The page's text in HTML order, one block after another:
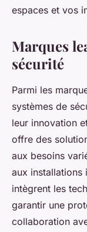
espaces et vos
Marques
sécurité
Parmi les
systèmes de
leur innovation
offre des
aux besoins
aux installations
intègrent les
garantir une
collaboration